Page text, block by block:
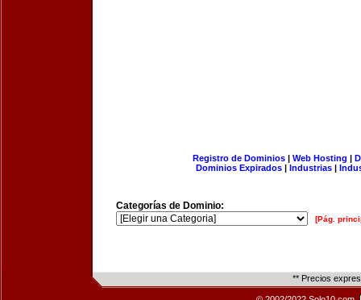
Registro de Dominios| Web Hosting |
Dominios Expirados | Industrias |
Categorías de Dominio:
[Pág.
** Precios